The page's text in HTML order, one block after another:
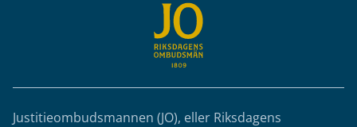
Justitieombudsmannen (JO), eller Riksdagens